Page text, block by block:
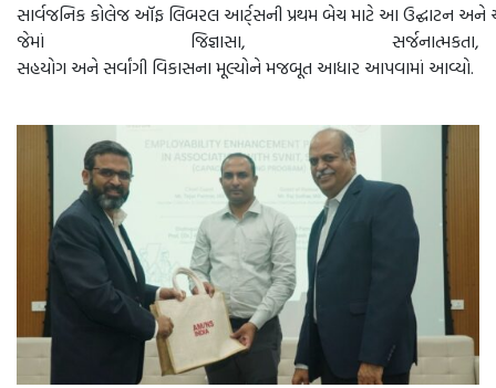
સાર્વજનિક કોલેજ ઑફ લિબરલ આર્ટ્સની પ્રથમ બેચ માટે આ ઉદ્ઘાટન અને
જેમાં જિજ્ઞાસા, સર્જનાત્મકતા,
સહયોગ અને સર્વાંગી વિકાસના મૂલ્યોને મજબૂત આધાર આપવામાં આવ્યો.